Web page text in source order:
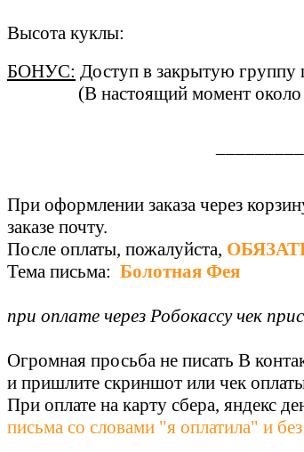
Высота куклы:
БОНУС: Доступ в закрытую группу
(В настоящий момент около 100
При оформлении заказа через
заказе почту.
После оплаты, пожалуйста,
Тема письма: Болотная Фея
при оплате через Робокассу чек
Огромная просьба не писать В
и пришлите скриншот или чек
При оплате на карту сбера, яндекс
письма со словами "я оплатила" и